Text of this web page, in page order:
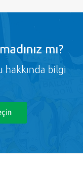
mı?
hakkında bilgi